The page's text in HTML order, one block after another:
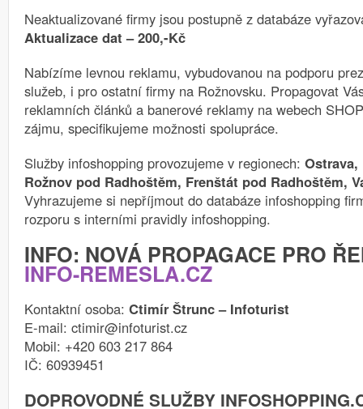
Neaktualizované firmy jsou postupně z databáze
Aktualizace dat –200,-Kč
Nabízíme levnou reklamu, vybudovanou na podporu
služeb, i pro ostatní firmy na Rožnovsku. Propagovat
reklamních článků a banerové reklamy na webech
zájmu, specifikujeme možnosti spolupráce.
Služby infoshopping provozujeme v regionech:
Rožnov pod Radhoštěm, Frenštát pod Radhoštěm,
Vyhrazujeme si nepříjmout do databáze infoshopping
rozporu s interními pravidly infoshopping.
INFO: NOVÁ PROPAGACE PRO
INFO-REMESLA.CZ
Kontaktní osoba: Ctimír Štrunc – Infoturist
E-mail: ctimir@infoturist.cz
Mobil: +420 603 217 864
IČ: 60939451
DOPROVODNÉ SLUŽBY